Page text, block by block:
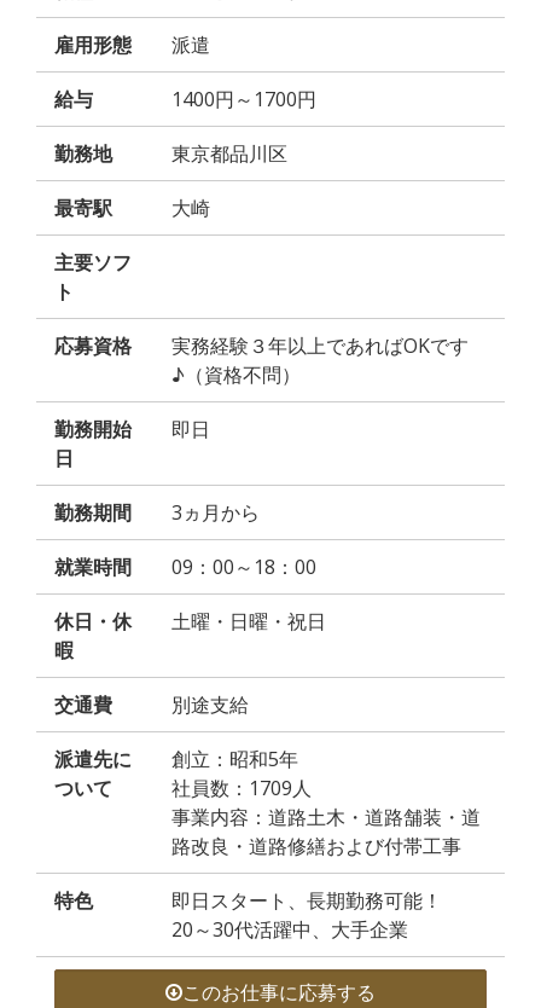
雇用形態 派遣
給与 1400円～1700円
勤務地 東京都品川区
最寄駅 大崎
主要ソフ
ト
応募資格
実務経験３年以上であればOKです
♪（資格不問）
勤務開始
日
即日
勤務期間 3ヵ月から
就業時間 09：00～18：00
休日・休
暇
土曜・日曜・祝日
交通費 別途支給
派遣先に
ついて
創立：昭和5年
社員数：1709人
事業内容：道路土木・道路舗装・道
路改良・道路修繕および付帯工事
特色
即日スタート、長期勤務可能！
20～30代活躍中、大手企業
このお仕事に応募する